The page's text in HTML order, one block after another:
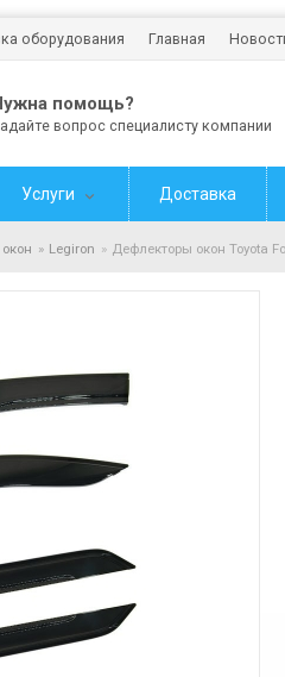
оборудования Главная
помощь?
вопрос специалисту компании
Услуги Доставка
Legiron Дефлекторы окон Toyota